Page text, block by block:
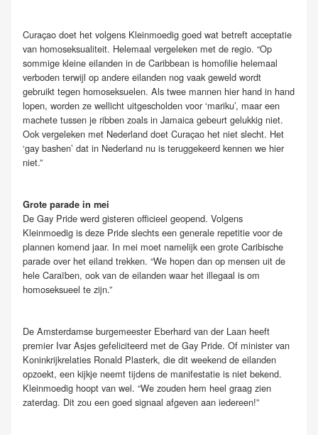
Curaçao doet het volgens Kleinmoedig goed wat betreft acceptatie
van homoseksualiteit. Helemaal vergeleken met de regio. “Op
sommige kleine eilanden in de Caribbean is homofilie helemaal
verboden terwijl op andere eilanden nog vaak geweld wordt
gebruikt tegen homoseksuelen. Als twee mannen hier hand in hand
lopen, worden ze wellicht uitgescholden voor ‘mariku’, maar een
machete tussen je ribben zoals in Jamaica gebeurt gelukkig niet.
Ook vergeleken met Nederland doet Curaçao het niet slecht. Het
‘gay bashen’ dat in Nederland nu is teruggekeerd kennen we hier
niet.”
Grote parade in mei
De Gay Pride werd gisteren officieel geopend. Volgens
Kleinmoedig is deze Pride slechts een generale repetitie voor de
plannen komend jaar. In mei moet namelijk een grote Caribische
parade over het eiland trekken. “We hopen dan op mensen uit de
hele Caraïben, ook van de eilanden waar het illegaal is om
homoseksueel te zijn.”
De Amsterdamse burgemeester Eberhard van der Laan heeft
premier Ivar Asjes gefeliciteerd met de Gay Pride. Of minister van
Koninkrijkrelaties Ronald Plasterk, die dit weekend de eilanden
opzoekt, een kijkje neemt tijdens de manifestatie is niet bekend.
Kleinmoedig hoopt van wel. “We zouden hem heel graag zien
zaterdag. Dit zou een goed signaal afgeven aan iedereen!”